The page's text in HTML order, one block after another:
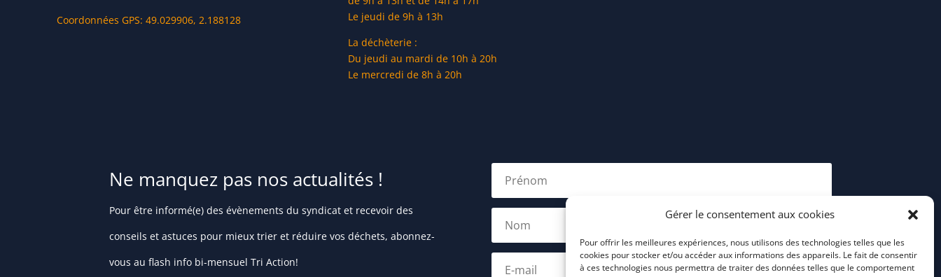
Gérer le consentement aux cookies
Pour offrir les meilleures expériences, nous utilisons des technologies telles que les
cookies pour stocker et/ou accéder aux informations des appareils. Le fait de consentir
à ces technologies nous permettra de traiter des données telles que le comportement
Coordonnées GPS: 49.029906, 2.188128
Le jeudi de 9h à 13h
La déchèterie :
Du jeudi au mardi de 10h à 20h
Le mercredi de 8h à 20h
Ne manquez pas nos actualités !
Pour être informé(e) des évènements du syndicat et recevoir des
conseils et astuces pour mieux trier et réduire vos déchets, abonnez-
vous au flash info bi-mensuel Tri Action!